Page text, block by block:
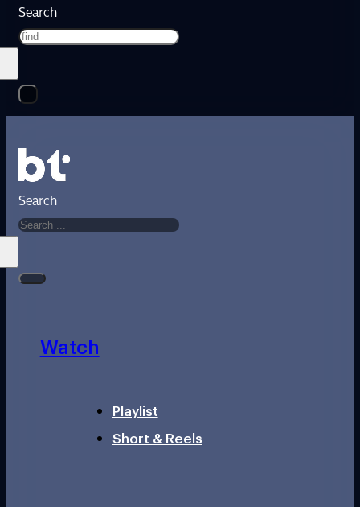
Search
Search
Watch
Playlist
Short & Reels